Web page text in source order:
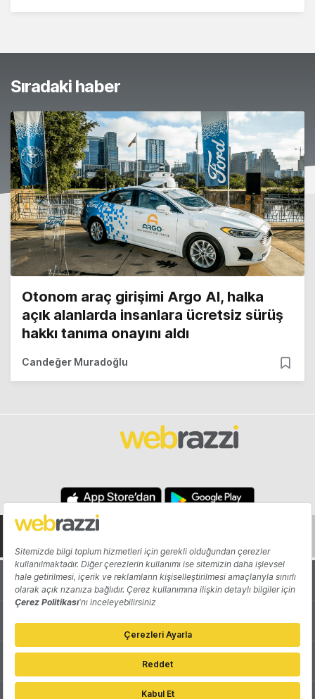
Sıradaki haber
Otonom araç girişimi Argo AI, halka
açık alanlarda insanlara ücretsiz sürüş
hakkı tanıma onayını aldı
Candeğer Muradoğlu
Hakkında Yazarlar
Katkıda Bulun Reklam